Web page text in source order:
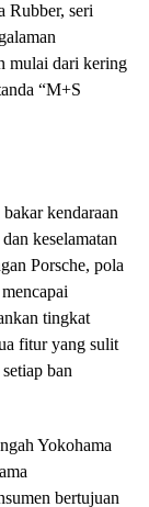
Rubber, seri
mulai dari kering
“M+S
kendaraan
keselamatan
Porsche, pola
tingkat
fitur yang sulit
ban
Yokohama
bertujuan